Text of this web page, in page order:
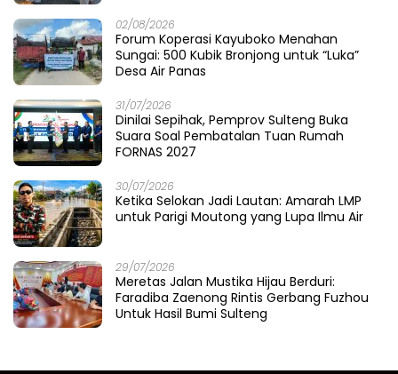
02/08/2026
Forum Koperasi Kayuboko Menahan
Sungai: 500 Kubik Bronjong untuk “Luka”
Desa Air Panas
31/07/2026
Dinilai Sepihak, Pemprov Sulteng Buka
Suara Soal Pembatalan Tuan Rumah
FORNAS 2027
30/07/2026
Ketika Selokan Jadi Lautan: Amarah LMP
untuk Parigi Moutong yang Lupa Ilmu Air
29/07/2026
Meretas Jalan Mustika Hijau Berduri:
Faradiba Zaenong Rintis Gerbang Fuzhou
Untuk Hasil Bumi Sulteng